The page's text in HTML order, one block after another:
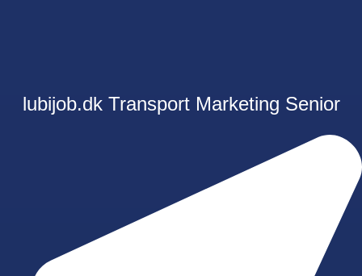
lubijob.dk Transport Marketing Senior